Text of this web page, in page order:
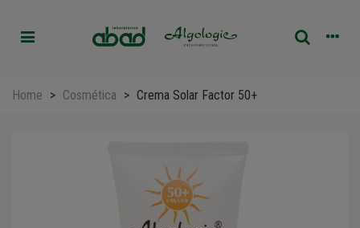
Home > Cosmética > Crema Solar Factor 50+